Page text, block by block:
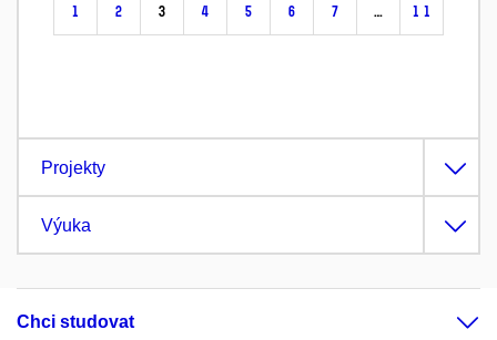
1 2 3 4 5 6 7 … 11
Projekty
Výuka
Chci studovat